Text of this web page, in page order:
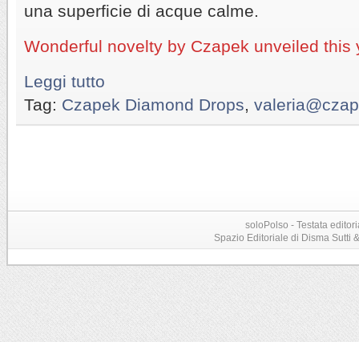
una superficie di acque calme.
Wonderful novelty by Czapek unveiled this
Leggi tutto
Tag: Czapek Diamond Drops
soloPolso - Testata
Spazio Editoriale di Disma Sutti